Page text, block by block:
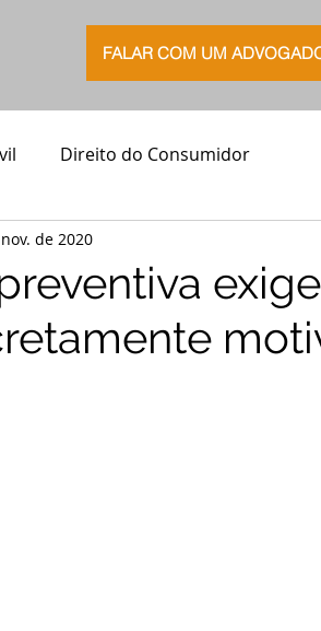
FALAR COM UM
Direito do Consumidor
de 2020